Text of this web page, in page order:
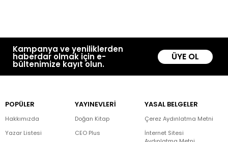
Kampanya ve yeniliklerden
haberdar olmak için e-
bültenimize kayıt olun.
ÜYE OL
POPÜLER
Hakkımızda
Yazar Listesi
YAYINEVLERİ
Doğan Kitap
CEO Plus
YASAL BELGELER
Çerez Aydınlatma Metni
İnternet Sitesi